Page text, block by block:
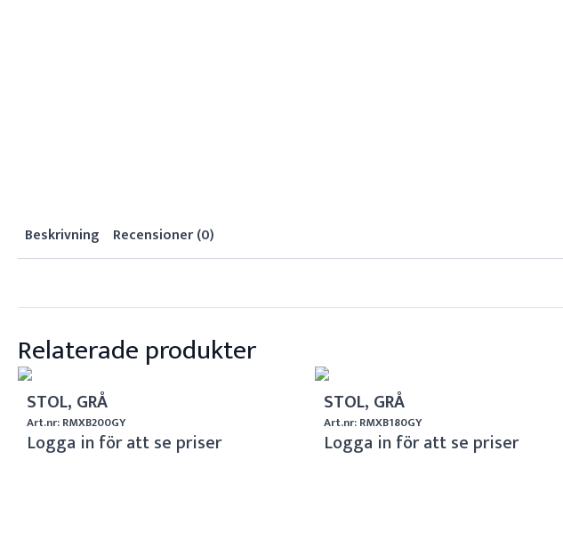
Beskrivning Recensioner (0)
Relaterade produkter
STOL, GRÅ
Art.nr: RMXB200GY
Logga in för att se priser
STOL, GRÅ
Art.nr: RMXB180GY
Logga in för att se priser